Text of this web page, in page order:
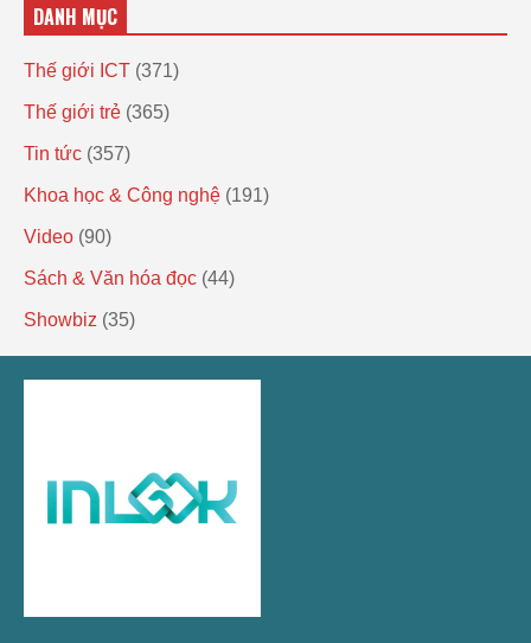
DANH MỤC
Thế giới ICT (371)
Thế giới trẻ (365)
Tin tức (357)
Khoa học & Công nghệ (191)
Video (90)
Sách & Văn hóa đọc (44)
Showbiz (35)